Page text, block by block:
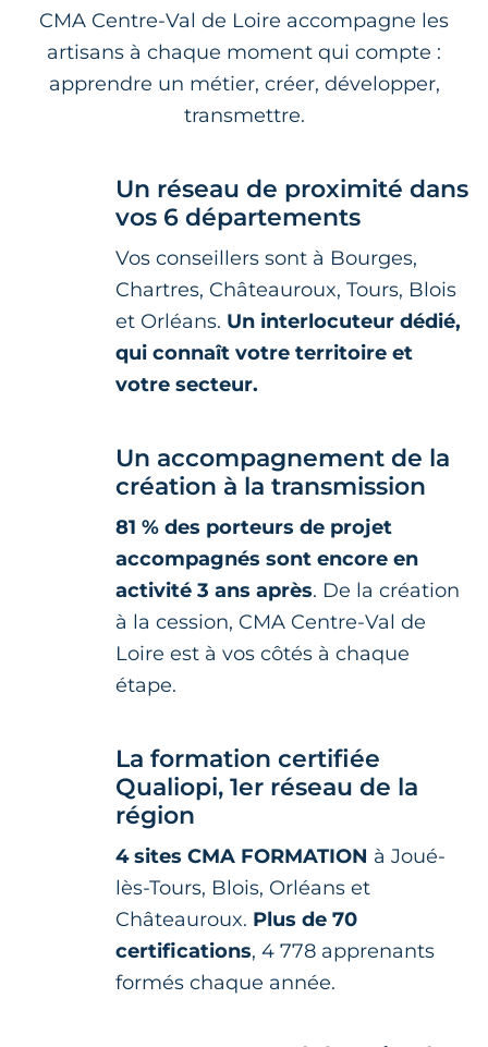
CMA Centre-Val de Loire accompagne les
artisans à chaque moment qui compte :
apprendre un métier, créer, développer,
transmettre.
Un réseau de proximité dans
vos 6 départements
Vos conseillers sont à Bourges,
Chartres, Châteauroux, Tours, Blois
et Orléans. Un interlocuteur dédié,
qui connaît votre territoire et
votre secteur.
Un accompagnement de la
création à la transmission
81 % des porteurs de projet
accompagnés sont encore en
activité 3 ans après. De la création
à la cession, CMA Centre-Val de
Loire est à vos côtés à chaque
étape.
La formation certifiée
Qualiopi, 1er réseau de la
région
4 sites CMA FORMATION à Joué-
lès-Tours, Blois, Orléans et
Châteauroux. Plus de 70
certifications, 4 778 apprenants
formés chaque année.